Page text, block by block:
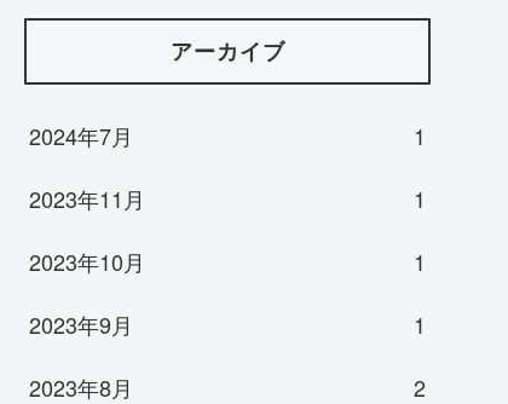
アーカイブ
2024年7月
1
2023年11月
1
2023年10月
1
2023年9月
1
2023年8月
2